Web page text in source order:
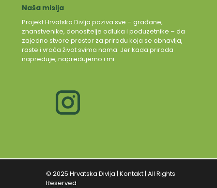
Naša misija
Projekt Hrvatska Divlja poziva sve – građane,
znanstvenike, donositelje odluka i poduzetnike – da
zajedno stvore prostor za prirodu koja se obnavlja,
raste i vraća život svima nama. Jer kada priroda
napreduje, napredujemo i mi.
© 2025 Hrvatska Divlja | Kontakt| All Rights
Reserved